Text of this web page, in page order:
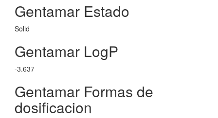
Gentamar Estado
Solid
Gentamar LogP
-3.637
Gentamar Formas de
dosificacion